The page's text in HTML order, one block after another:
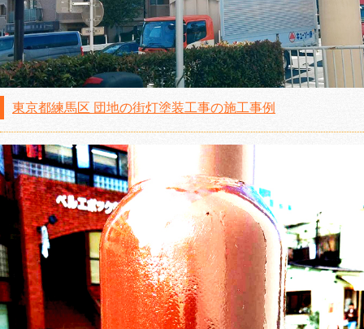
東京都練馬区 団地の街灯塗装工事の施工事例